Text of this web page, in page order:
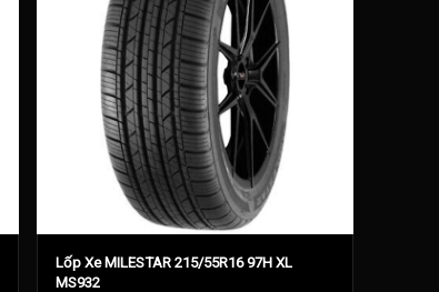
Lốp Xe MILESTAR 215/55R16 97H XL
MS932